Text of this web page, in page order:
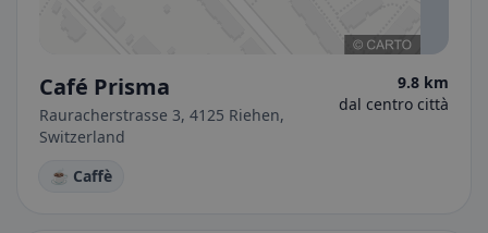
Café Prisma
Rauracherstrasse 3, 4125 Riehen,
Switzerland
9.8 km
dal centro città
☕ Caffè